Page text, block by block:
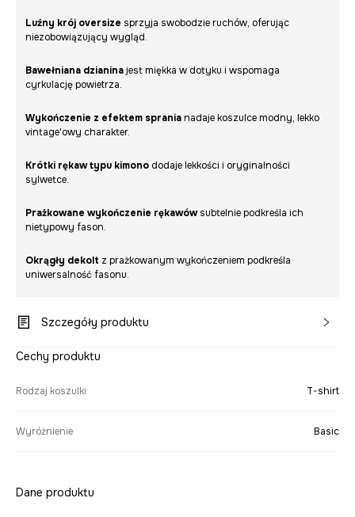
Luźny krój oversize sprzyja swobodzie ruchów, oferując
niezobowiązujący wygląd.
Bawełniana dzianinajest miękka w dotyku i wspomaga
cyrkulację powietrza.
Wykończenie z efektem sprania nadaje koszulce modny, lekko
vintage'owy charakter.
Krótki rękaw typu kimono dodaje lekkości i oryginalności
sylwetce.
Prażkowane wykończenie rękawówsubtelnie podkreśla ich
nietypowy fason.
Okrągły dekolt z prażkowanym wykończeniem podkreśla
uniwersalność fasonu.
Szczegóły produktu
Cechy produktu
Rodzaj koszulki T-shirt
Wyróżnienie Basic
Dane produktu